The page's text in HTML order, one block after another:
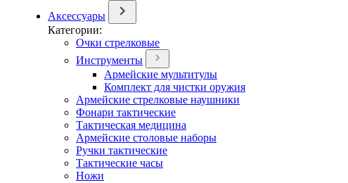
Аксессуары
Категории:
Очки стрелковые
Инструменты
Армейские мультитулы
Комплект для чистки оружия
Армейские стрелковые наушники
Фонари тактические
Тактическая медицина
Армейские столовые наборы
Ручки тактические
Тактические часы
Ножи